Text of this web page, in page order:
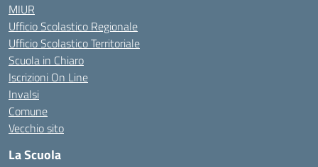
MIUR
Ufficio Scolastico Regionale
Ufficio Scolastico Territoriale
Scuola in Chiaro
Iscrizioni On Line
Invalsi
Comune
Vecchio sito
La Scuola